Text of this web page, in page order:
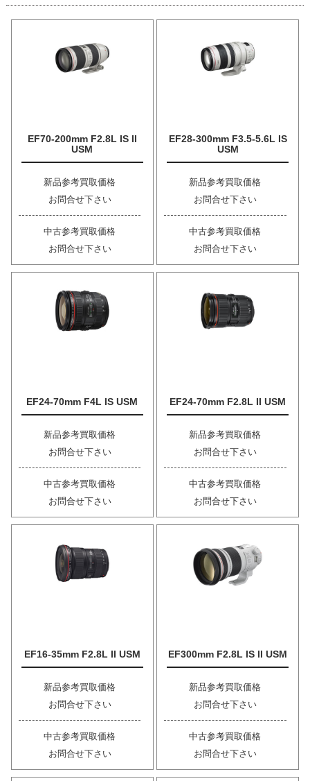
EF70-200mm F2.8L IS II
USM
新品参考買取価格
お問合せ下さい
中古参考買取価格
お問合せ下さい
EF28-300mm F3.5-5.6L IS
USM
新品参考買取価格
お問合せ下さい
中古参考買取価格
お問合せ下さい
EF24-70mm F4L IS USM
新品参考買取価格
お問合せ下さい
中古参考買取価格
お問合せ下さい
EF24-70mm F2.8L II USM
新品参考買取価格
お問合せ下さい
中古参考買取価格
お問合せ下さい
EF16-35mm F2.8L II USM
新品参考買取価格
お問合せ下さい
中古参考買取価格
お問合せ下さい
EF300mm F2.8L IS II USM
新品参考買取価格
お問合せ下さい
中古参考買取価格
お問合せ下さい